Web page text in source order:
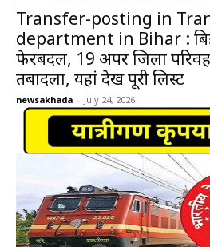
Transfer-posting in
department in Bihar :
फेरबदल, 19 अपर जिला
तबादला, यहां देखें पूरी लिस्ट
newsakhada - July 24, 2026